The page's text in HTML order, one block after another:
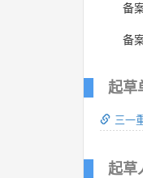
备
备
起草
三一
起草